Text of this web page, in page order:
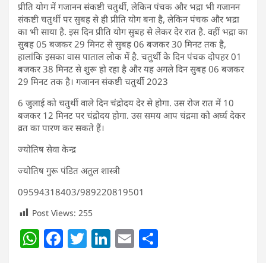
प्रीति योग में गजानन संकष्टी चतुर्थी, लेकिन पंचक और भद्रा भी गजानन
संकष्टी चतुर्थी पर सुबह से ही प्रीति योग बना है, लेकिन पंचक और भद्रा
का भी साया है. इस दिन प्रीति योग सुबह से लेकर देर रात है. वहीं भद्रा का
सुबह 05 बजकर 29 मिनट से सुबह 06 बजकर 30 मिनट तक है,
हालांकि इसका वास पाताल लोक में है. चतुर्थी के दिन पंचक दोपहर 01
बजकर 38 मिनट से शुरू हो रहा है और यह अगले दिन सुबह 06 बजकर
29 मिनट तक है। गजानन संकष्टी चतुर्थी 2023
6 जुलाई को चतुर्थी वाले दिन चंद्रोदय देर से होगा. उस रोज रात में 10
बजकर 12 मिनट पर चंद्रोदय होगा. उस समय आप चंद्रमा को अर्घ्य देकर
व्रत का पारण कर सकते हैं।
ज्योतिष सेवा केन्द्र
ज्योतिष गुरू पंडित अतुल शास्त्री
09594318403/989220819501
Post Views: 255
W F T Li E